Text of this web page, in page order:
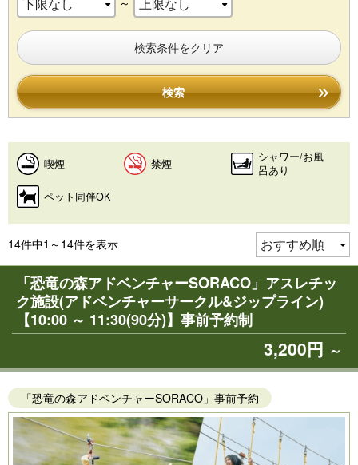
検索条件をクリア
検索
喫煙 禁煙
シャワー/お風
呂あり
ペット同伴OK
14件中1～14件を表示
「恐竜の森アドベンチャーSORACO」アスレチッ
ク施設(アドベンチャーサークル&ジップライン)
【10:00 ～ 11:30(90分)】事前予約制
3,200円 ～
「恐竜の森アドベンチャーSORACO」事前予約